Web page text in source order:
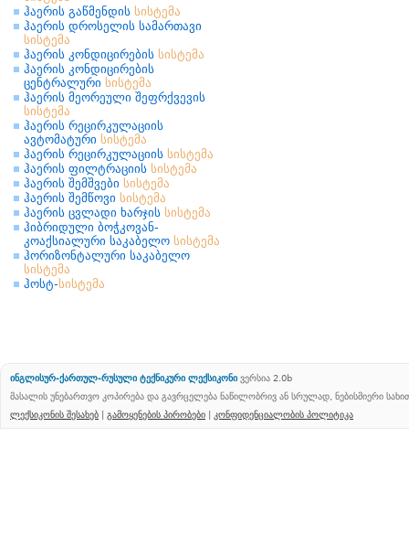
ჰაერის გაწმენდის სისტემა
ჰაერის დროსელის სამართავი
სისტემა
ჰაერის კონდიცირების სისტემა
ჰაერის კონდიცირების
ცენტრალური სისტემა
ჰაერის მეორეული შეფრქვევის
სისტემა
ჰაერის რეცირკულაციის
ავტომატური სისტემა
ჰაერის რეცირკულაციის სისტემა
ჰაერის ფილტრაციის სისტემა
ჰაერის შემშვები სისტემა
ჰაერის შემწოვი სისტემა
ჰაერის ცვლადი ხარჯის სისტემა
ჰიბრიდული ბოჭკოვან-
კოაქსიალური საკაბელო სისტემა
ჰორიზონტალური საკაბელო
სისტემა
ჰოსტ-სისტემა
ინგლისურ-ქართულ-რუსული ტექნიკური ლექსიკონი ვერსია 2.0b
მასალის უნებართვო კოპირება და გავრცელება ნაწილობრივ ან სრულად, ნებისმიერი
ლექსიკონის შესახებ | გამოყენების პირობები | კონფიდენციალობის პოლიტიკა